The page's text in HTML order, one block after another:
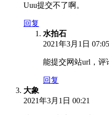
Uuu提交不了啊。
回复
水拍石
2021年3月1日 07:05
能提交网站url，评
回复
大象
2021年3月1日 00:21